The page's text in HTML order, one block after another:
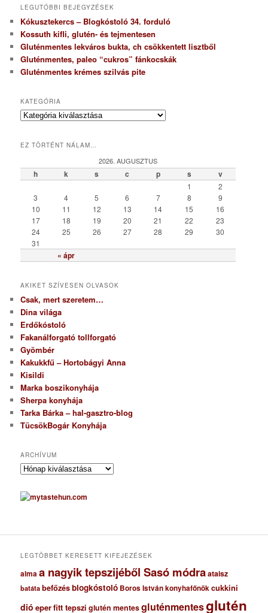
LEGUTÓBBI BEJEGYZÉSEK
Kókusztekercs – Blogkóstoló 34. forduló
Kossuth kifli, glutén- és tejmentesen
Gluténmentes lekváros bukta, ch csökkentett lisztből
Gluténmentes, paleo “cukros” fánkocskák
Gluténmentes krémes szilvás pite
KATEGÓRIA
K
e
ó
r
EZ TÖRTÉNT NÁLAM…
2026. AUGUSZTUS
h k s c p s v
« ápr
1
2
3
4 5 6 7 8
9
10
11 12 13 14 15
16
17
18 19 20 21 22
23
24
25 26 27 28 29
30
31
AKIKET SZÍVESEN OLVASOK
Csak, mert szeretem…
Dina világa
Erdőkóstoló
Fakanálforgató tollforgató
Gyömbér
Kakukkfű – Hortobágyi Anna
Kisildi
Marka boszikonyhája
Sherpa konyhája
Tarka Bárka – hal-gasztro-blog
TücsökBogár Konyhája
ARCHÍVUM
A
c
h
u
LEGTÖBBET KERESETT KIFEJEZÉSEK
almaa nagyik tepszijéből Sasó módraataisz
batáta befőzésblogkóstoló Boros István konyhafőnökcukkini
dió eperfitt tepszi glutén mentesgluténmentesglutén